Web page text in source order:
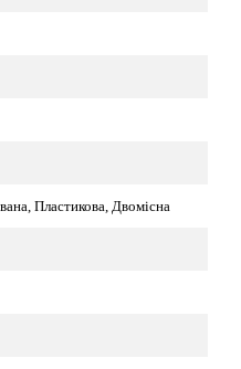
Пластикова, Двомісна